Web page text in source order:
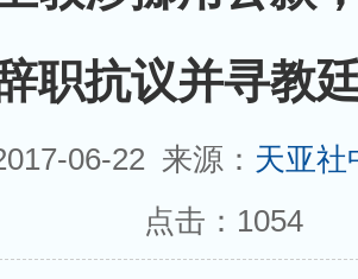
职抗议并寻教
06-22 来源： 天亚社
点击： 1054